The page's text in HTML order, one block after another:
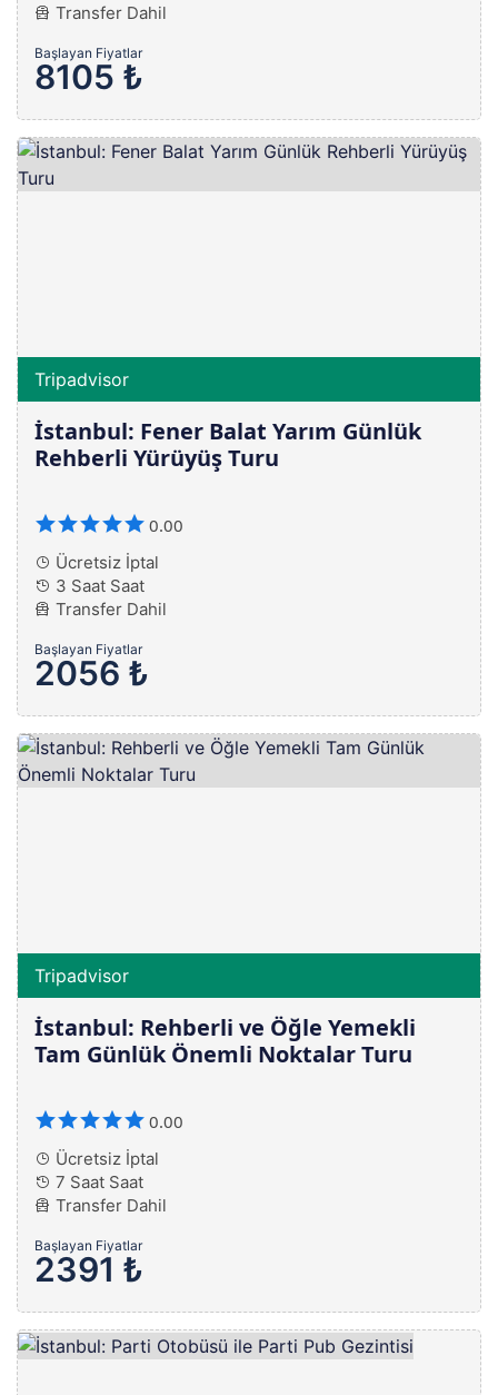
Transfer Dahil
Başlayan Fiyatlar
8105 ₺
Tripadvisor
İstanbul: Fener Balat Yarım Günlük
Rehberli Yürüyüş Turu
0.00
Ücretsiz İptal
3 Saat Saat
Transfer Dahil
Başlayan Fiyatlar
2056 ₺
Tripadvisor
İstanbul: Rehberli ve Öğle Yemekli
Tam Günlük Önemli Noktalar Turu
0.00
Ücretsiz İptal
7 Saat Saat
Transfer Dahil
Başlayan Fiyatlar
2391 ₺